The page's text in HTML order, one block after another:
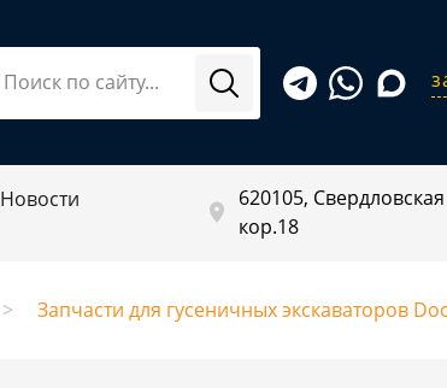
Новости
620105,
кор.18
Запчасти для гусеничных экскаваторов